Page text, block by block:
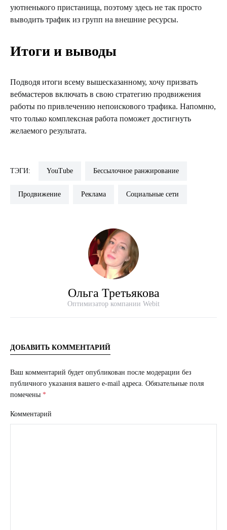
уютненького пристанища, поэтому здесь не так просто
выводить трафик из групп на внешние ресурсы.
Итоги и выводы
Подводя итоги всему вышесказанному, хочу призвать
вебмастеров включать в свою стратегию продвижения
работы по привлечению непоискового трафика. Напомню,
что только комплексная работа поможет достигнуть
желаемого результата.
ТЭГИ: YouTube Бессылочное ранжирование
Продвижение Реклама Социальные сети
Ольга Третьякова
Оптимизатор компании Webit
ДОБАВИТЬ КОММЕНТАРИЙ
Ваш комментарий будет опубликован после модерации без
публичного указания вашего e-mail адреса. Обязательные поля
помечены *
Комментарий